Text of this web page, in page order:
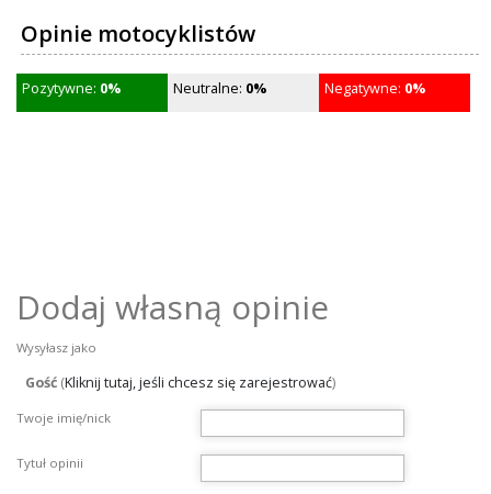
Opinie motocyklistów
Pozytywne: 0% Neutralne: 0% Negatywne: 0%
Dodaj własną opinie
Wysyłasz jako
Gość (Kliknij tutaj, jeśli chcesz się zarejestrować)
Twoje imię/nick
Tytuł opinii